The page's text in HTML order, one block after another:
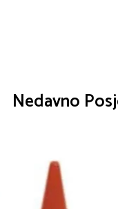
Nedavno